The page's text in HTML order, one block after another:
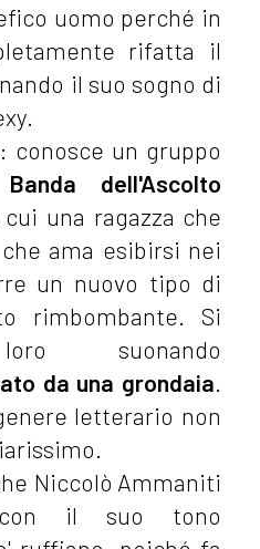
uomo perché in
rifatta il
il suo sogno di
conosce un gruppo
Banda dell'Ascolto
cui una ragazza che
ama esibirsi nei
un nuovo tipo di
rimbombante. Si
suonando
da una grondaia.
letterario non
Niccolò Ammaniti
con il suo tono